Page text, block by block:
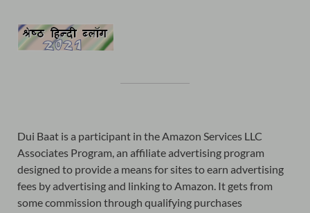
Dui Baat is a participant in the Amazon Services LLC
Associates Program, an affiliate advertising program
designed to provide a means for sites to earn advertising
fees by advertising and linking to Amazon. It gets from
some commission through qualifying purchases